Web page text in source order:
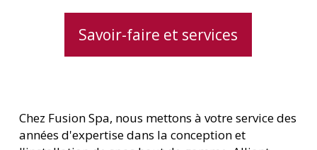
Savoir-faire et services
Chez Fusion Spa, nous mettons à votre service des
années d'expertise dans la conception et